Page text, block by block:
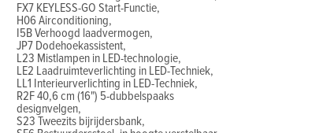
FX7 KEYLESS-GO Start-Functie,
H06 Airconditioning,
I5B Verhoogd laadvermogen,
JP7 Dodehoekassistent,
L23 Mistlampen in LED-technologie,
LE2 Laadruimteverlichting in LED-Techniek,
LL1 Interieurverlichting in LED-Techniek,
R2F 40,6 cm (16") 5-dubbelspaaks
designvelgen,
S23 Tweezits bijrijdersbank,